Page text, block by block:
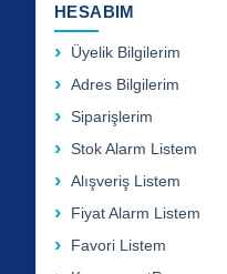
HESABIM
Üyelik Bilgilerim
Adres Bilgilerim
Siparişlerim
Stok Alarm Listem
Alışveriş Listem
Fiyat Alarm Listem
Favori Listem